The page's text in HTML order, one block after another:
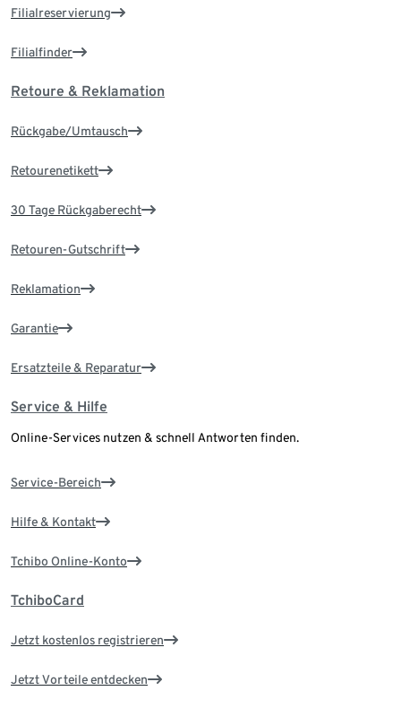
Filialreservierung
Filialfinder
Retoure & Reklamation
Rückgabe/Umtausch
Retourenetikett
30 Tage Rückgaberecht
Retouren-Gutschrift
Reklamation
Garantie
Ersatzteile & Reparatur
Service & Hilfe
Online-Services nutzen & schnell Antworten finden.
Service-Bereich
Hilfe & Kontakt
Tchibo Online-Konto
TchiboCard
Jetzt kostenlos registrieren
Jetzt Vorteile entdecken